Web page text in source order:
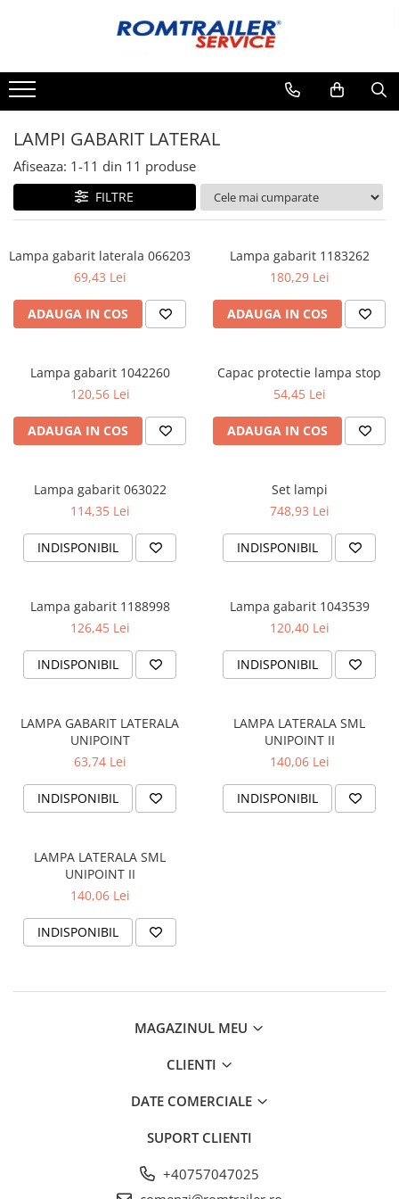
ACCESORII
ECHIPAMENTE ELECTRICE
ADAPTOARE
CABLURI ELECTRICE
CUTII CONEXIUNE
LAMPI
SET MUFARE
ELEMENTE DE CAROSERIE
FILTRE AER SI ULEI
SISTEM DE FRANARE
SPITZER-SILO
SUPAPE PNEUMATICE
SUSPENSIE
NOI
VANZARE
SECOND HAND
VANZARE
COMPRESOARE
INSTALATII HIDRAULICE
LAMPI GABARIT LATERAL
Afiseaza: 1-11 din 11 produse
FILTRE
Lampa gabarit laterala 066203
69,43 Lei
ADAUGA IN COS
Lampa gabarit 1183262
180,29 Lei
ADAUGA IN COS
Lampa gabarit 1042260
120,56 Lei
ADAUGA IN COS
Capac protectie lampa stop
54,45 Lei
ADAUGA IN COS
Lampa gabarit 063022
114,35 Lei
INDISPONIBIL
Set lampi
748,93 Lei
INDISPONIBIL
Lampa gabarit 1188998
126,45 Lei
INDISPONIBIL
Lampa gabarit 1043539
120,40 Lei
INDISPONIBIL
LAMPA GABARIT LATERALA
UNIPOINT
63,74 Lei
INDISPONIBIL
LAMPA LATERALA SML
UNIPOINT II
140,06 Lei
INDISPONIBIL
LAMPA LATERALA SML
UNIPOINT II
140,06 Lei
INDISPONIBIL
MAGAZINUL MEU
CLIENTI
DATE COMERCIALE
SUPORT CLIENTI
+40757047025